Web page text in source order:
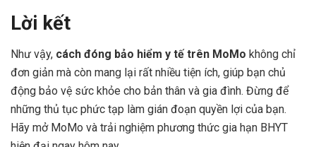
Lời kết
Như vậy, cách đóng bảo hiểm y tế trên MoMo không chỉ
đơn giản mà còn mang lại rất nhiều tiện ích, giúp bạn chủ
động bảo vệ sức khỏe cho bản thân và gia đình. Đừng để
những thủ tục phức tạp làm gián đoạn quyền lợi của bạn.
Hãy mở MoMo và trải nghiệm phương thức gia hạn BHYT